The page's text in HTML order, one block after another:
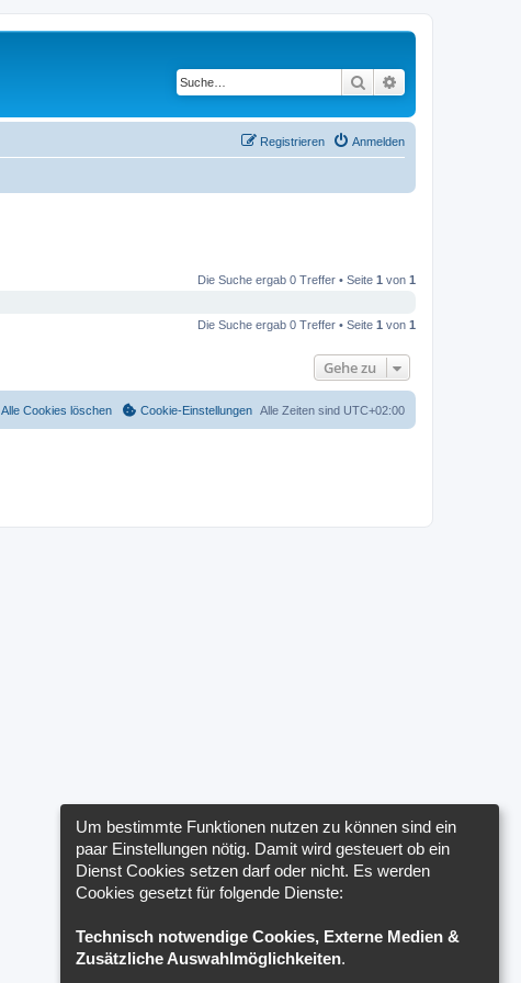
Suche
Anmelden
Registrieren
Die Suche ergab 0 Treffer • Seite 1 von 1
Die Suche ergab 0 Treffer • Seite 1 von 1
Gehe zu
Alle Zeiten sind UTC+02:00
Cookie-Einstellungen
Alle Cookies löschen
Um bestimmte Funktionen nutzen zu können sind ein
paar Einstellungen nötig. Damit wird gesteuert ob ein
Dienst Cookies setzen darf oder nicht. Es werden
Cookies gesetzt für folgende Dienste:
Technisch notwendige Cookies, Externe Medien &
Zusätzliche Auswahlmöglichkeiten.